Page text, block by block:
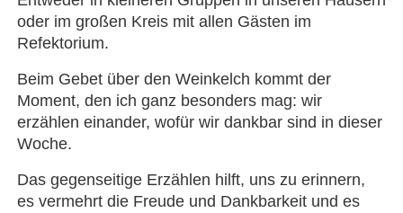
oder im großen Kreis mit allen Gästen im
Refektorium.
Beim Gebet über den Weinkelch kommt der
Moment, den ich ganz besonders mag: wir
erzählen einander, wofür wir dankbar sind in dieser
Woche.
Das gegenseitige Erzählen hilft, uns zu erinnern,
es vermehrt die Freude und Dankbarkeit und es